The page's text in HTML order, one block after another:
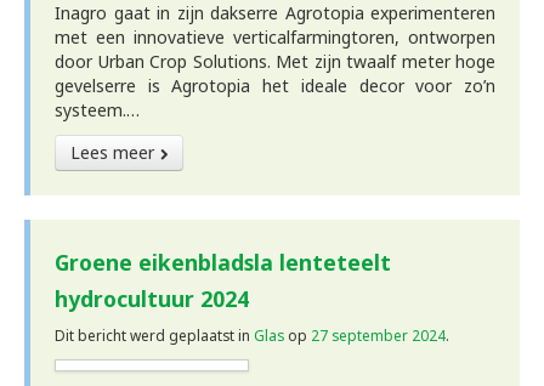
Inagro gaat in zijn dakserre Agrotopia experimenteren
met een innovatieve verticalfarmingtoren, ontworpen
door Urban Crop Solutions. Met zijn twaalf meter hoge
gevelserre is Agrotopia het ideale decor voor zo’n
systeem.…
Lees meer
Groene eikenbladsla lenteteelt
hydrocultuur 2024
Dit bericht werd geplaatst in Glas op 27 september 2024.